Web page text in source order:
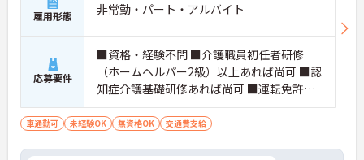
雇用形態 非常勤・パート・アルバイト
応募要件
■資格・経験不問 ■介護職員初任者研修
（ホームヘルパー2級）以上あれば尚可 ■認
知症介護基礎研修あれば尚可 ■運転免許必
須（AT限定可）
車通勤可 未経験OK 無資格OK 交通費支給